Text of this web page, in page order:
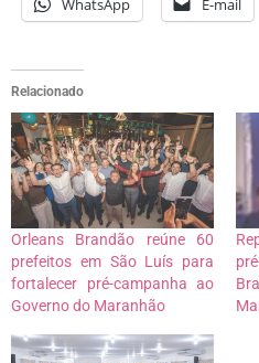
WhatsApp E-mail
Relacionado
Orleans Brandão reúne 60
prefeitos em São Luís para
fortalecer pré-campanha ao
Governo do Maranhão